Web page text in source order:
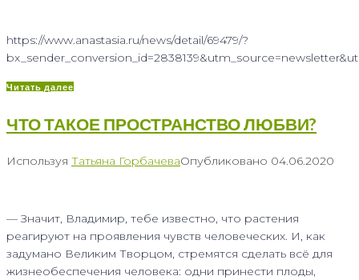
https://www.anastasia.ru/news/detail/69479/?
Читать далее
ЧТО ТАКОЕ ПРОСТРАНСТВО ЛЮБВИ?
Используя Татьяна ГорбачеваОпубликовано 04.06.2020
— Значит, Владимир, тебе известно, что растения
реагируют на проявления чувств человеческих. И, как
задумано Великим Творцом, стремятся сделать всё для
жизнеобеспечения человека: одни принести плоды,